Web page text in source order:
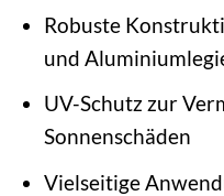
Robuste
und
UV-Schutz zur
Sonnenschäden
Vielseitige